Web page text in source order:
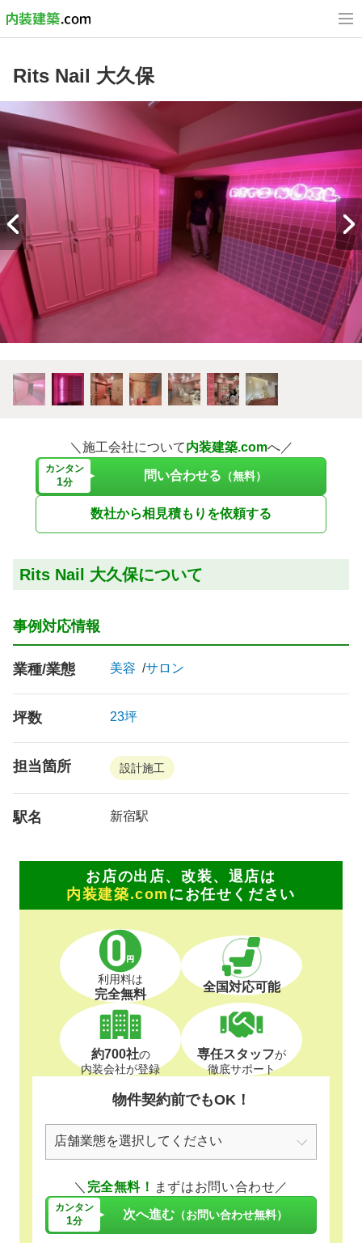
Rits Nail 大久保
＼施工会社について内装建築.comへ／
カンタン
1分 問い合わせる （無料）
数社から相見積もりを依頼する
Rits Nail 大久保について
事例対応情報
業種/業態 美容 サロン
坪数 23坪
担当箇所 設計施工
駅名 新宿駅
お店の出店、改装、退店は
内装建築.com にお任せください
利用料は
完全無料 全国対応可能
約700社の
内装会社が登録
専任スタッフが
徹底サポート
物件契約前でもOK！
＼ 完全無料！ まずはお問い合わせ／
カンタン
1分 次へ進む （お問い合わせ無料）